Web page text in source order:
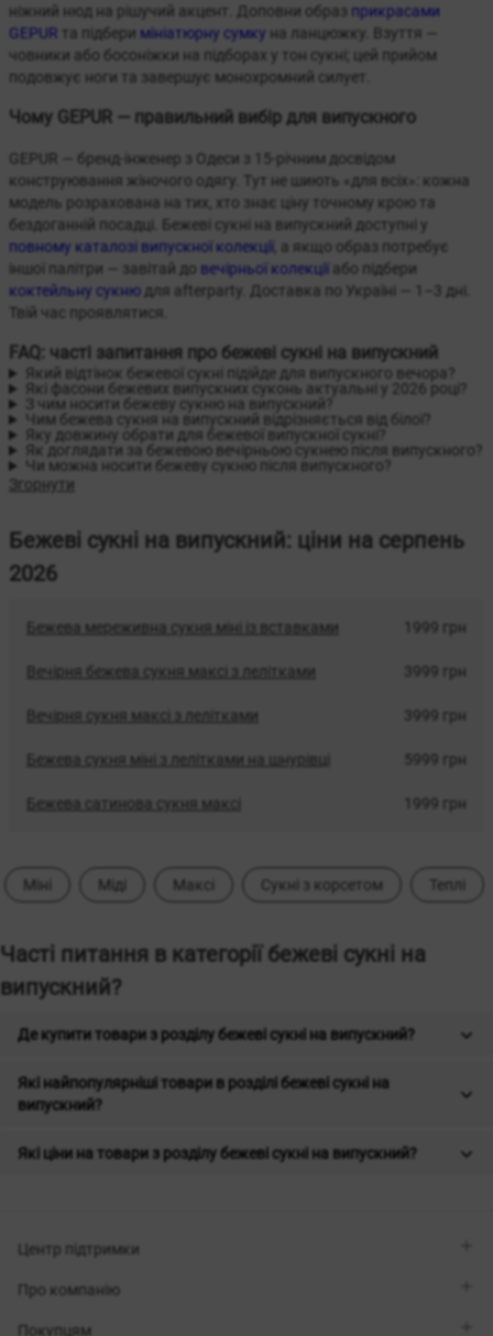
ніжний нюд на рішучий акцент. Доповни образ прикрасами
GEPUR та підбери мініатюрну сумку на ланцюжку. Взуття —
човники або босоніжки на підборах у тон сукні; цей прийом
подовжує ноги та завершує монохромний силует.
Чому GEPUR — правильний вибір для випускного
GEPUR — бренд-інженер з Одеси з 15-річним досвідом
конструювання жіночого одягу. Тут не шиють «для всіх»: кожна
модель розрахована на тих, хто знає ціну точному крою та
бездоганній посадці. Бежеві сукні на випускний доступні у
повному каталозі випускної колекції
, а якщо образ потребує
іншої палітри — завітай до вечірньої колекції
або підбери
коктейльну сукню для afterparty. Доставка по Україні — 1–3 дні.
Твій час проявлятися.
FAQ: часті запитання про бежеві сукні на випускний
Який відтінок бежевої сукні підійде для випускного вечора?
Які фасони бежевих випускних суконь актуальні у 2026 році?
З чим носити бежеву сукню на випускний?
Чим бежева сукня на випускний відрізняється від білої?
Яку довжину обрати для бежевої випускної сукні?
Як доглядати за бежевою вечірньою сукнею після випускного?
Чи можна носити бежеву сукню після випускного?
Згорнути
Бежеві сукні на випускний: ціни на серпень
2026
Бежева мереживна сукня міні із вставками 1999 грн
Вечірня бежева сукня максі з лелітками 3999 грн
Вечірня сукня максі з лелітками 3999 грн
Бежева сукня міні з лелітками на шнурівці 5999 грн
Бежева сатинова сукня максі 1999 грн
Міні Міді Максі Сукні з корсетом Теплі
Часті питання в категорії бежеві сукні на
випускний?
Де купити товари з розділу бежеві сукні на випускний?
Які найпопулярніші товари в розділі бежеві сукні на
випускний?
Які ціни на товари з розділу бежеві сукні на випускний?
Центр підтримки
Viber
Передзвоніть мені
Про компанію
Про бренд
Покупцям